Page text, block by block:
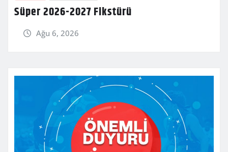
Süper 2026-2027 Fikstürü
Ağu 6, 2026